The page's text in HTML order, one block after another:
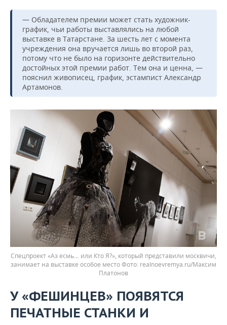
— Обладателем премии может стать художник-
график, чьи работы выставлялись на любой
выставке в Татарстане. За шесть лет с момента
учреждения она вручается лишь во второй раз,
потому что не было на горизонте действительно
достойных этой премии работ. Тем она и ценна, —
пояснил живописец, график, эстампист Александр
Артамонов.
Спецпроект «Аз есмь… или Кто Я?», который представили москвичи,
занимает на выставке особое место
realnoevremya.ru/Максим
Платонов
У «ФЕШИНЦЕВ» ПОЯВЯТСЯ
ПЕЧАТНЫЕ СТАНКИ И